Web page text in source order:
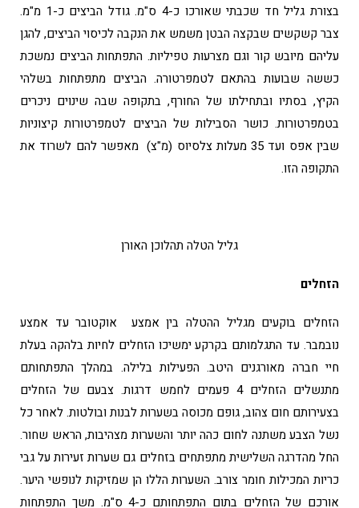
בצורת גליל חד שכבתי שאורכו כ-4 ס"מ. גודל הביצים כ-1 מ"מ.
צבר קשקשים שבקצה הבטן משמש את הנקבה לכיסוי הביצים, להגן
עליהם מיובש קור וגם מצרעות טפיליות. התפתחות הביצים נמשכת
כששה שבועות בהתאם לטמפרטורה. הביצים מתפתחות בשלהי
הקיץ, בסתיו ובתחילתו של החורף, בתקופה שבה שינוים ניכרים
בטמפרטורות. כושר הסבילות של הביצים לטמפרטורות קיצוניות
שבין אפס ועד 35 מעלות צלסיוס (מ"צ) מאפשר להם לשרוד את
התקופה הזו.
גליל הטלה תהלוכן האורן
הזחלים
הזחלים בוקעים מגליל ההטלה בין אמצע אוקטובר עד אמצע
נובמבר. עד התגלמותם בקרקע ימשיכו הזחלים לחיות בלהקה בעלת
חיי חברה מאורגנים היטב. הפעילות בלילה. במהלך התפתחותם
מתנשלים הזחלים 4 פעמים לחמש דרגות. צבעם של הזחלים
בצעירותם חום צהוב, גופם מכוסה בשערות לבנות ובולטות. לאחר כל
נשל הצבע משתנה לחום כהה יותר והשערות מצהיבות, הראש שחור.
החל מהדרגה השלישית מתפתחים בזחלים גם שערות זעירות על גבי
כריות המכילות חומר צורב. השערות הללו הן שמזיקות לנופשי היער.
אורכם של הזחלים בתום התפתחותם כ-4 ס"מ. משך התפתחות